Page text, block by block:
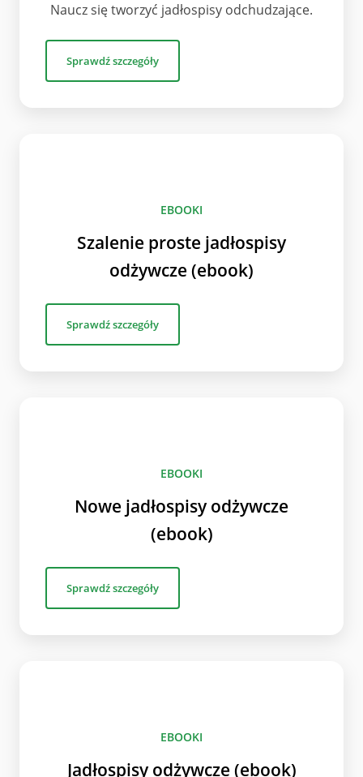
Naucz się tworzyć jadłospisy odchudzające.
Sprawdź szczegóły
EBOOKI
Szalenie proste jadłospisy
odżywcze (ebook)
Sprawdź szczegóły
EBOOKI
Nowe jadłospisy odżywcze
(ebook)
Sprawdź szczegóły
EBOOKI
Jadłospisy odżywcze (ebook)